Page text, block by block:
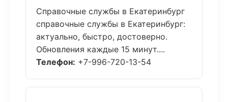
Справочные службы в Екатеринбург
справочные службы в Екатеринбург:
актуально, быстро, достоверно.
Обновления каждые 15 минут....
Телефон: +7-996-720-13-54